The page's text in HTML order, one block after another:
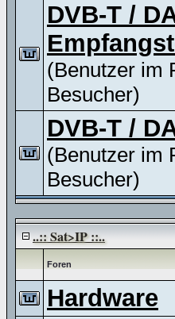
DVB-T /
(Benutzer im
Besucher)
DVB-T /
(Benutzer im
Besucher)
..:: Sat>IP ::..
Foren
Hardware